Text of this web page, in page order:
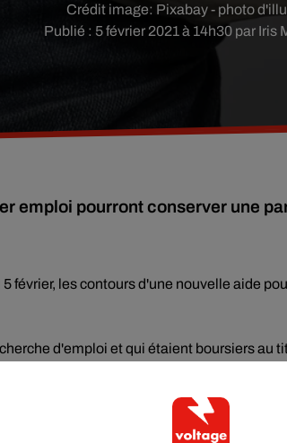
Publié : 5 février 2021 à 14h30 par Iris
Crédit image: Pixabay - photo
emploi pourront conserver une
février, les contours d'une nouvelle aide
d'emploi et qui étaient boursiers au
a indiqué la ministre, invitée de
s'ils n'habitent plus chez leurs parents
Pôle Emploi pour bénéficier du